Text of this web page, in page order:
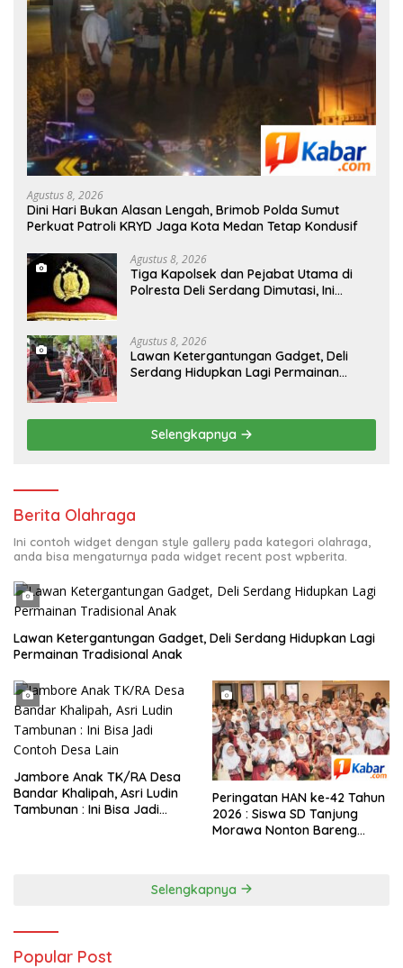
Agustus 8, 2026
Dini Hari Bukan Alasan Lengah, Brimob Polda Sumut
Perkuat Patroli KRYD Jaga Kota Medan Tetap Kondusif
Agustus 8, 2026
Tiga Kapolsek dan Pejabat Utama di
Polresta Deli Serdang Dimutasi, Ini
Agustus 8, 2026
Lawan Ketergantungan Gadget, Deli
Serdang Hidupkan Lagi Permainan
Selengkapnya
Berita Olahraga
Ini contoh widget dengan style gallery pada kategori olahraga,
anda bisa mengaturnya pada widget recent post wpberita.
Lawan Ketergantungan Gadget, Deli Serdang Hidupkan Lagi
Permainan Tradisional Anak
Jambore Anak TK/RA Desa
Bandar Khalipah, Asri Ludin
Tambunan : Ini Bisa Jadi
Peringatan HAN ke-42 Tahun
2026 : Siswa SD Tanjung
Morawa Nonton Bareng
Selengkapnya
Popular Post